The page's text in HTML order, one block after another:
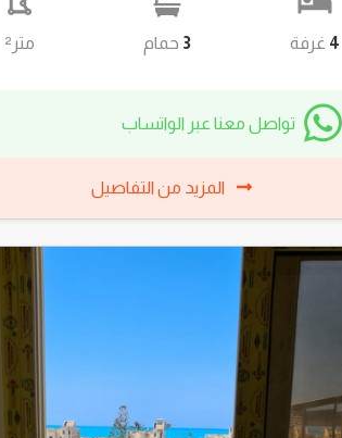
4 غرفة 3 حمام متر²
تواصل معنا عبر الواتساب
المزيد من التفاصيل